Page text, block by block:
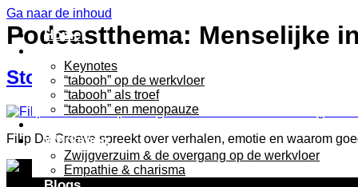
Ga naar de inhoud
Home
Keynotes
“tabooh” op de werkvloer
“tabooh” als troef
“tabooh” en menopauze
Workshop
Zwijgverzuim & de overgang op de werkvloer
Empathie & charisma
Podcastthema: Menselijke
Stories & emotion are what good
Filip De Groeve spreekt over verhalen, emotie en waarom